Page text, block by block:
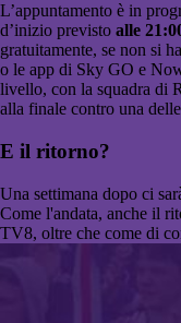
L’appuntamento è in
d’inizio previsto alle
gratuitamente, se non si
o le app di Sky GO e
livello, con la squadra di
alla finale contro una
E il ritorno?
Una settimana dopo ci
Come l'andata, anche il
TV8, oltre che come di